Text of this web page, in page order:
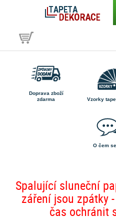
Doprava zboží
zdarma
Vzorky
O čem
Spalující sluneční
záření jsou zpátky
čas ochránit